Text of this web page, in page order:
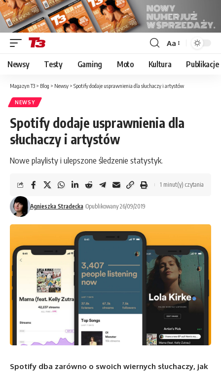
Font
Resizer
Aa
Newsy Testy Gaming Moto Kultura Publikacje
Magazyn T3 > Blog > Newsy > Spotify dodaje usprawnienia dla słuchaczy i artystów
NEWSY
Spotify dodaje usprawnienia dla
słuchaczy i artystów
Nowe playlisty i ulepszone śledzenie statystyk.
Agnieszka Stradecka Opublikowany 26/09/2019
1 minut(y) czytania
Spotify dba zarówno o swoich wiernych słuchaczy, jak